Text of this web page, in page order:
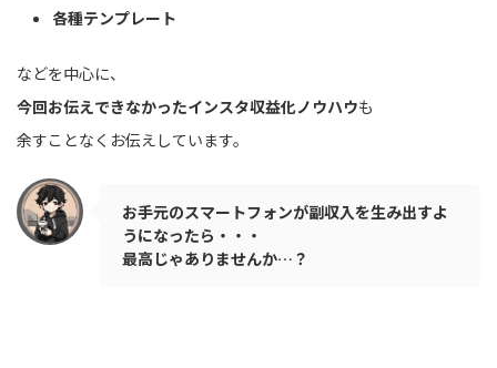
各種テンプレート
などを中心に、
今回お伝えできなかったインスタ収益化ノウハウも
余すことなくお伝えしています。
お手元のスマートフォンが副収入を生み出すよ
うになったら・・・
最高じゃありませんか…？